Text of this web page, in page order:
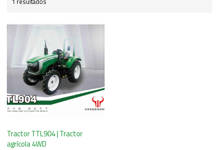
Tractor TTL904 | Tractor
agrícola 4WD